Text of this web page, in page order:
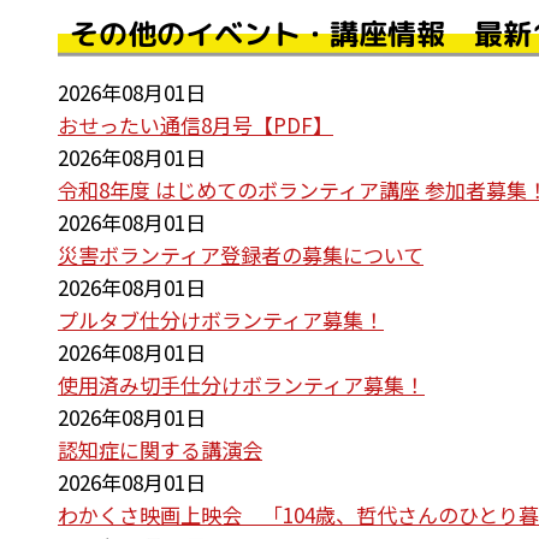
その他のイベント・講座情報 最
2026年08月01日
おせったい通信8月号【PDF】
2026年08月01日
令和8年度 はじめてのボランティア講座 参加者募集！
2026年08月01日
災害ボランティア登録者の募集について
2026年08月01日
プルタブ仕分けボランティア募集！
2026年08月01日
使用済み切手仕分けボランティア募集！
2026年08月01日
認知症に関する講演会
2026年08月01日
わかくさ映画上映会 「104歳、哲代さんのひとり暮